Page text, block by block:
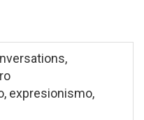
expresionismo,